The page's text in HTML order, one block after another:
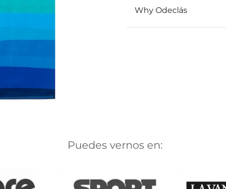
Why Odeclás
Puedes vernos en: